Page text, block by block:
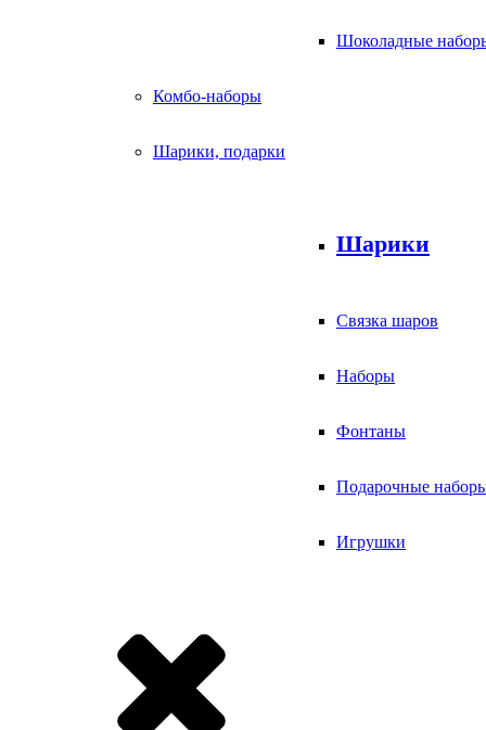
Шоколадные
Комбо-наборы
Шарики, подарки
Шарики
Связка шаров
Наборы
Фонтаны
Подарочные
Игрушки